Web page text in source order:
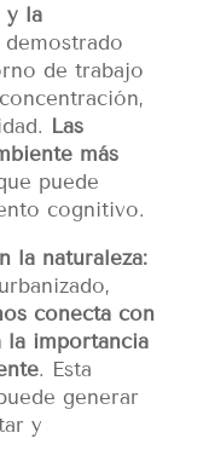
y la
de trabajo
Las
más
puede
cognitivo.
la naturaleza:
conecta con
la importancia
. Esta
generar
y